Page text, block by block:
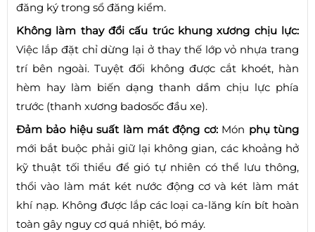
đăng ký trong sổ đăng kiểm.
Không làm thay đổi cấu trúc khung xương chịu lực:
Việc lắp đặt chỉ dừng lại ở thay thế lớp vỏ nhựa trang
trí bên ngoài. Tuyệt đối không được cắt khoét, hàn
hèm hay làm biến dạng thanh dầm chịu lực phía
trước (thanh xương badosốc đầu xe).
Đảm bảo hiệu suất làm mát động cơ:Món phụ tùng
mới bắt buộc phải giữ lại không gian, các khoảng hở
kỹ thuật tối thiểu để gió tự nhiên có thể lưu thông,
thổi vào làm mát két nước động cơ và két làm mát
khí nạp. Không được lắp các loại ca-lăng kín bít hoàn
toàn gây nguy cơ quá nhiệt, bó máy.